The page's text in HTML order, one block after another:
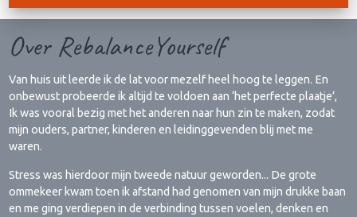
Over RebalanceYourself
Van huis uit leerde ik de lat voor mezelf heel hoog te leggen. En
onbewust probeerde ik altijd te voldoen aan ‘het perfecte plaatje’,
Ik was vooral bezig met het anderen naar hun zin te maken, zodat
mijn ouders, partner, kinderen en leidinggevenden blij met me
waren.
Stress was hierdoor mijn tweede natuur geworden... De grote
ommekeer kwam toen ik afstand had genomen van mijn drukke baan
en me ging verdiepen in de verbinding tussen voelen, denken en